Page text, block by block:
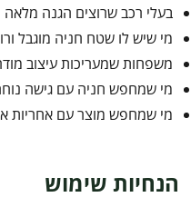
בעלי רכב שרוצים הגנה
מי שיש לו שטח חניה מוגבל
משפחות שמעריכות עיצוב
מי שמחפש חניה עם גישה
מי שמחפש מוצר עם אחריות
הנחיות שימוש